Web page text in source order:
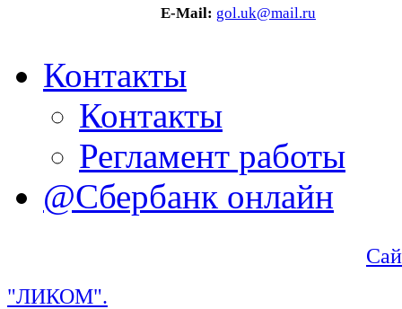
E-Mail: gol.uk@mail.ru
Контакты
Контакты
Регламент работы
@Сбербанк онлайн
"ЛИКОМ".